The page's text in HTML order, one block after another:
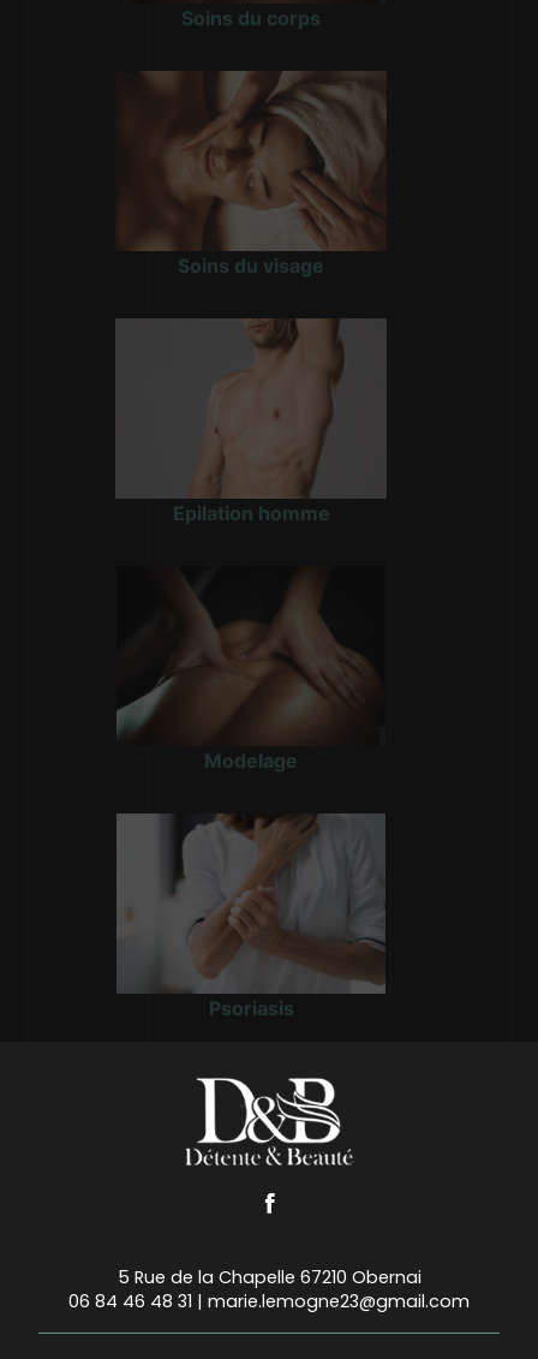
Soins du corps
Soins du visage
Epilation homme
Modelage
Psoriasis
5 Rue de la Chapelle 67210 Obernai
06 84 46 48 31 | marie.lemogne23@gmail.com